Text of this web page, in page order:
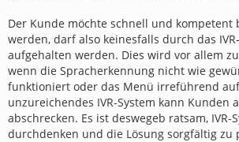
Der Kunde möchte schnell und kompetent
werden, darf also keinesfalls durch das
aufgehalten werden. Dies wird vor allem
wenn die Spracherkennung nicht wie
funktioniert oder das Menü irreführend
unzureichendes IVR-System kann Kunden
abschrecken. Es ist deswegeb ratsam, IVR-
durchdenken und die Lösung sorgfältig zu